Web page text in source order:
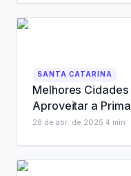
SANTA CATARINA
Melhores
Aproveitar a
28 de abr. de 2025 4 min